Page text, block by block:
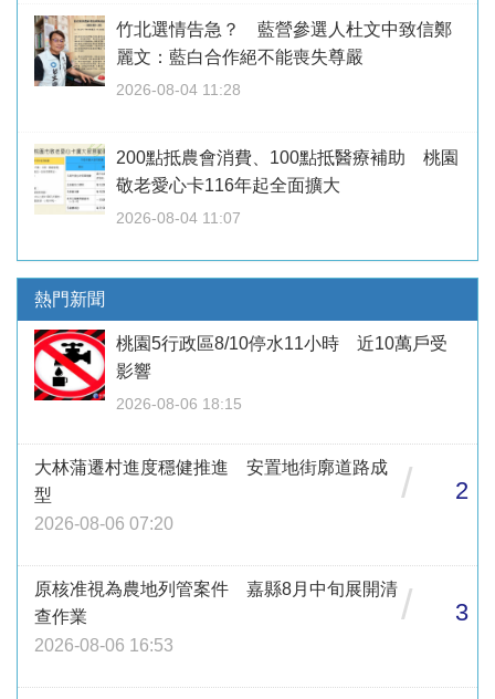
竹北選情告急？ 藍營參選人杜文中致信鄭
麗文：藍白合作絕不能喪失尊嚴
2026-08-04 11:28
200點抵農會消費、100點抵醫療補助 桃園
敬老愛心卡116年起全面擴大
2026-08-04 11:07
熱門新聞
桃園5行政區8/10停水11小時 近10萬戶受
影響
2026-08-06 18:15
大林蒲遷村進度穩健推進 安置地街廓道路成
型
2026-08-06 07:20
/ 2
原核准視為農地列管案件 嘉縣8月中旬展開清
查作業
2026-08-06 16:53
/ 3